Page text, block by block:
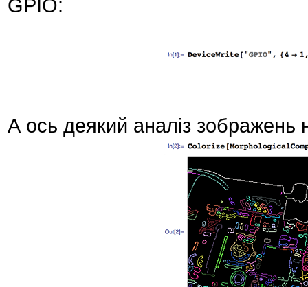
GPIO:
А ось деякий аналіз